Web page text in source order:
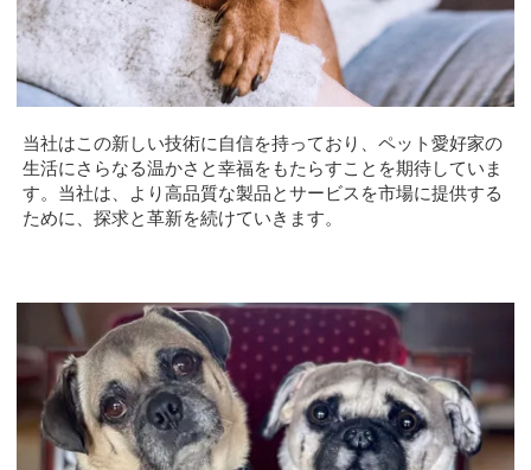
当社はこの新しい技術に自信を持っており、ペット愛好家の
生活にさらなる温かさと幸福をもたらすことを期待していま
す。当社は、より高品質な製品とサービスを市場に提供する
ために、探求と革新を続けていきます。